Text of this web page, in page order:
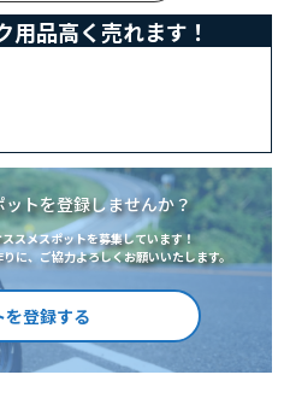
用品高く売れます！
トを登録しませんか？
スメスポットを募集しています！
に、ご協力よろしくお願いいたします。
を登録する